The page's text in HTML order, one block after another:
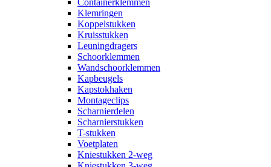
Containerklemmen
Klemringen
Koppelstukken
Kruisstukken
Leuningdragers
Schoorklemmen
Wandschoorklemmen
Kapbeugels
Kapstokhaken
Montageclips
Scharnierdelen
Scharnierstukken
T-stukken
Voetplaten
Kniestukken 2-weg